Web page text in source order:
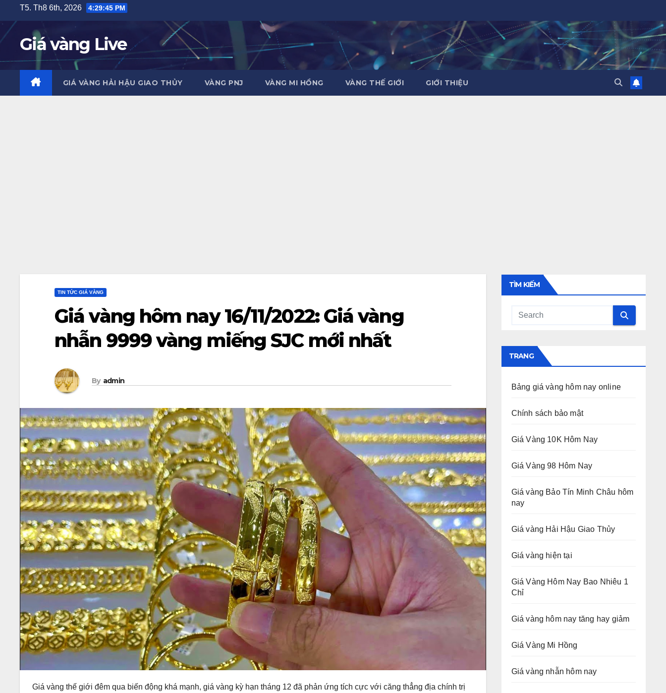
content
T5. Th8 6th, 2026 4:29:47 PM
Giá vàng Live
GIÁ VÀNG HẢI HẬU GIAO THỦY VÀNG PNJ VÀNG MI HỒNG VÀNG THẾ GIỚI GIỚI THIỆU
TIN TỨC GIÁ VÀNG
Giá vàng hôm nay 16/11/2022: Giá vàng
nhẫn 9999 vàng miếng SJC mới nhất
By admin
Giá vàng thế giới đêm qua biến động khá mạnh, giá vàng kỳ hạn tháng 12 đã phản ứng tích cực với căng thẳng địa chính trị
TÌM KIẾM
TRANG
Bảng giá vàng hôm nay online
Chính sách bảo mật
Giá Vàng 10K Hôm Nay
Giá Vàng 98 Hôm Nay
Giá vàng Bảo Tín Minh Châu hôm
nay
Giá vàng Hải Hậu Giao Thủy
Giá vàng hiện tại
Giá Vàng Hôm Nay Bao Nhiêu 1
Chỉ
Giá vàng hôm nay tăng hay giảm
Giá Vàng Mi Hồng
Giá vàng nhẫn hôm nay